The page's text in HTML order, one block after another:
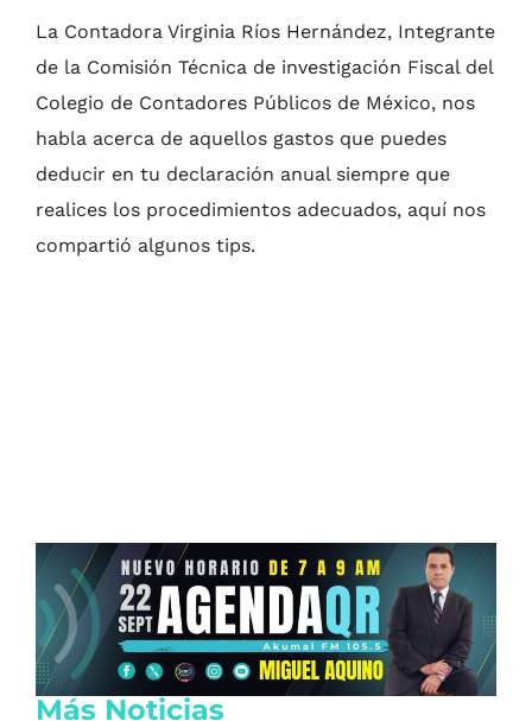
La Contadora Virginia Ríos Hernández, Integrante
de la Comisión Técnica de investigación Fiscal del
Colegio de Contadores Públicos de México, nos
habla acerca de aquellos gastos que puedes
deducir en tu declaración anual siempre que
realices los procedimientos adecuados, aquí nos
compartió algunos tips.
Más Noticias